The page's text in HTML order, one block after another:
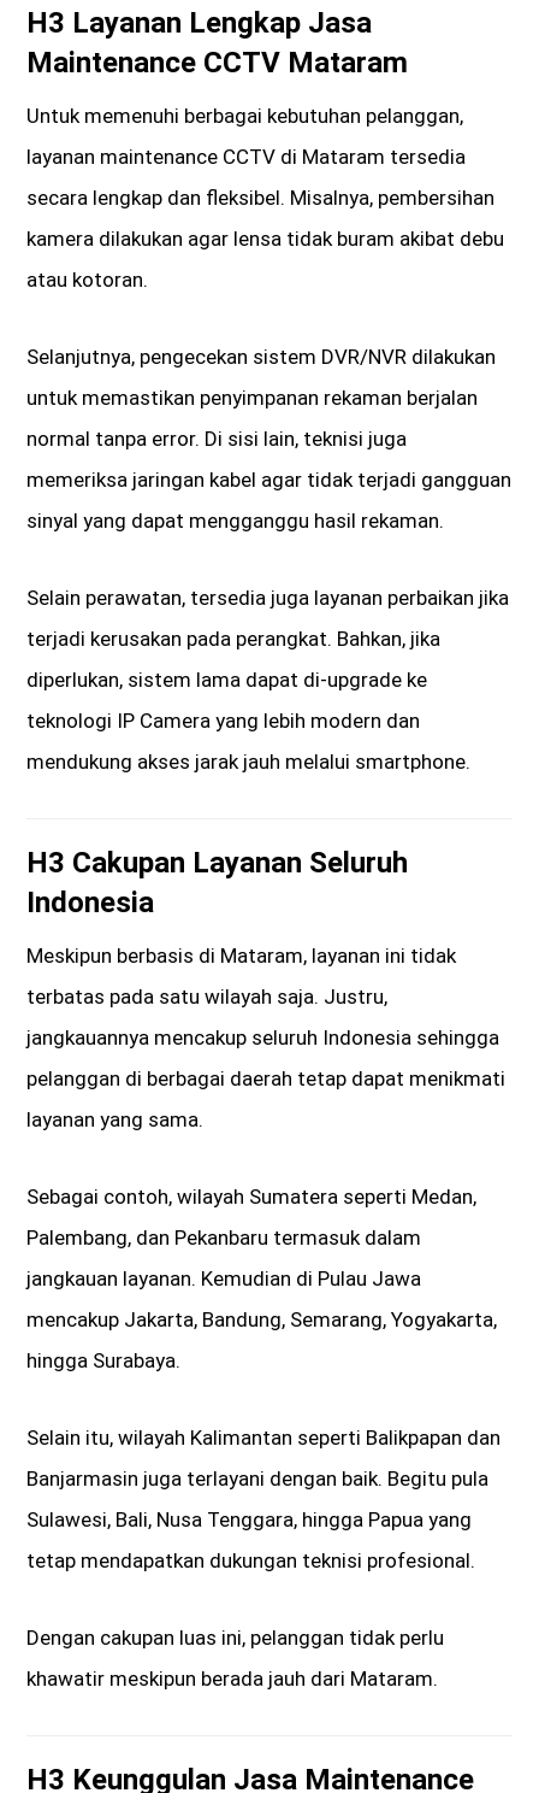
H3 Layanan Lengkap Jasa
Maintenance CCTV Mataram
Untuk memenuhi berbagai kebutuhan pelanggan,
layanan maintenance CCTV di Mataram tersedia
secara lengkap dan fleksibel. Misalnya, pembersihan
kamera dilakukan agar lensa tidak buram akibat debu
atau kotoran.
Selanjutnya, pengecekan sistem DVR/NVR dilakukan
untuk memastikan penyimpanan rekaman berjalan
normal tanpa error. Di sisi lain, teknisi juga
memeriksa jaringan kabel agar tidak terjadi gangguan
sinyal yang dapat mengganggu hasil rekaman.
Selain perawatan, tersedia juga layanan perbaikan jika
terjadi kerusakan pada perangkat. Bahkan, jika
diperlukan, sistem lama dapat di-upgrade ke
teknologi IP Camera yang lebih modern dan
mendukung akses jarak jauh melalui smartphone.
H3 Cakupan Layanan Seluruh
Indonesia
Meskipun berbasis di Mataram, layanan ini tidak
terbatas pada satu wilayah saja. Justru,
jangkauannya mencakup seluruh Indonesia sehingga
pelanggan di berbagai daerah tetap dapat menikmati
layanan yang sama.
Sebagai contoh, wilayah Sumatera seperti Medan,
Palembang, dan Pekanbaru termasuk dalam
jangkauan layanan. Kemudian di Pulau Jawa
mencakup Jakarta, Bandung, Semarang, Yogyakarta,
hingga Surabaya.
Selain itu, wilayah Kalimantan seperti Balikpapan dan
Banjarmasin juga terlayani dengan baik. Begitu pula
Sulawesi, Bali, Nusa Tenggara, hingga Papua yang
tetap mendapatkan dukungan teknisi profesional.
Dengan cakupan luas ini, pelanggan tidak perlu
khawatir meskipun berada jauh dari Mataram.
H3 Keunggulan Jasa Maintenance